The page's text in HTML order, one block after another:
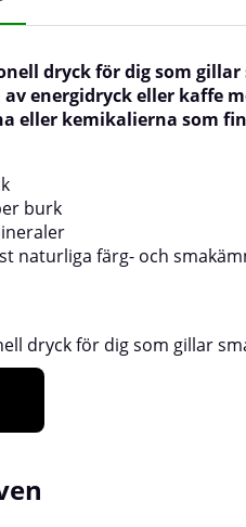
dryck för dig som gillar
energidryck eller kaffe
eller kemikalierna som
burk
naturliga färg- och
dryck för dig som gillar